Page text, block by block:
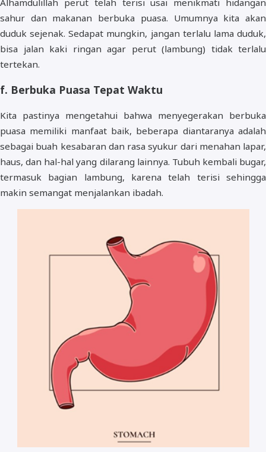
Alhamdulillah perut telah terisi usai menikmati hidangan
sahur dan makanan berbuka puasa. Umumnya kita akan
duduk sejenak. Sedapat mungkin, jangan terlalu lama duduk,
bisa jalan kaki ringan agar perut (lambung) tidak terlalu
tertekan.
f. Berbuka Puasa Tepat Waktu
Kita pastinya mengetahui bahwa menyegerakan berbuka
puasa memiliki manfaat baik, beberapa diantaranya adalah
sebagai buah kesabaran dan rasa syukur dari menahan lapar,
haus, dan hal-hal yang dilarang lainnya. Tubuh kembali bugar,
termasuk bagian lambung, karena telah terisi sehingga
makin semangat menjalankan ibadah.